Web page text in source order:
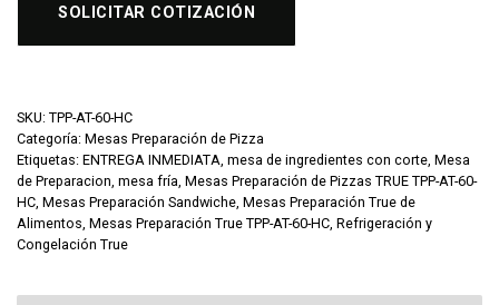
SOLICITAR COTIZACIÓN
SKU: TPP-AT-60-HC
Categoría: Mesas Preparación de Pizza
Etiquetas: ENTREGA INMEDIATA, mesa de ingredientes con corte, Mesa
de Preparacion, mesa fría, Mesas Preparación de Pizzas TRUE TPP-AT-60-
HC, Mesas Preparación Sandwiche, Mesas Preparación True de
Alimentos, Mesas Preparación True TPP-AT-60-HC, Refrigeración y
Congelación True